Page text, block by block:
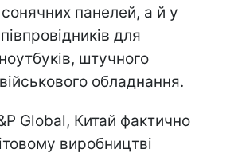
панелей, а й у
для
штучного
обладнання.
Global, Китай фактично
виробництві